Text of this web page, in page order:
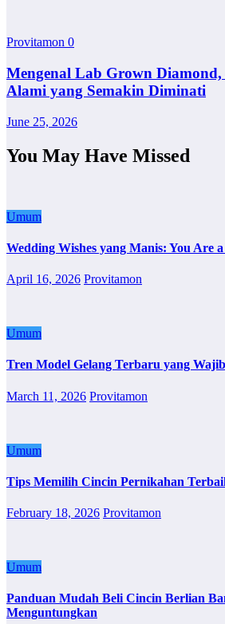
Provitamon 0
Mengenal Lab Grown
Alami yang Semakin Diminati
June 25, 2026
You May Have Missed
Umum
Wedding Wishes yang Manis: You Are
April 16, 2026 Provitamon
Umum
Tren Model Gelang Terbaru yang
March 11, 2026 Provitamon
Umum
Tips Memilih Cincin Pernikahan
February 18, 2026 Provitamon
Umum
Panduan Mudah Beli Cincin Berlian
Menguntungkan